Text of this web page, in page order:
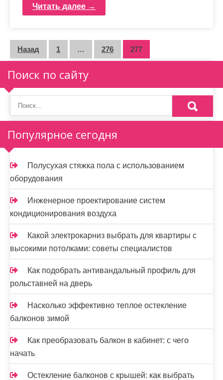
Читать далее →
П
а
г
и
н
а
ц
и
я
з
а
п
и
с
е
й
Назад 1 … 276 277
Поиск по сайту
Популярное сегодня
Полусухая стяжка пола с использованием
оборудования
Инженерное проектирование систем
кондиционирования воздуха
Какой электрокарниз выбрать для квартиры с
высокими потолками: советы специалистов
Как подобрать антивандальный профиль для
рольставней на дверь
Насколько эффективно теплое остекление
балконов зимой
Как преобразовать балкон в кабинет: с чего
начать
Остекление балконов с крышей: как выбрать